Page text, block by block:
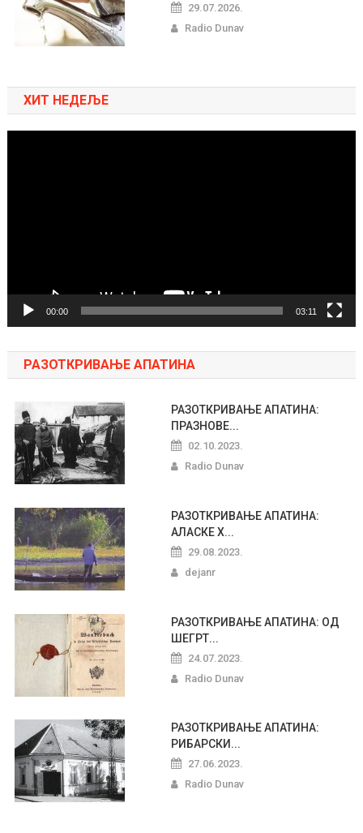
29.07.2026.
Radio Dunav
ХИТ НЕДЕЉЕ
00:00 03:11
РАЗОТКРИВАЊЕ АПАТИНА
РАЗОТКРИВАЊЕ АПАТИНА:
ПРАЗНОВЕ...
02.10.2023.
Radio Dunav
РАЗОТКРИВАЊЕ АПАТИНА:
АЛАСКЕ Х...
29.08.2023.
dejanr
РАЗОТКРИВАЊЕ АПАТИНА: ОД
ШЕГРТ...
24.07.2023.
Radio Dunav
РАЗОТКРИВАЊЕ АПАТИНА:
РИБАРСКИ...
27.06.2023.
Radio Dunav